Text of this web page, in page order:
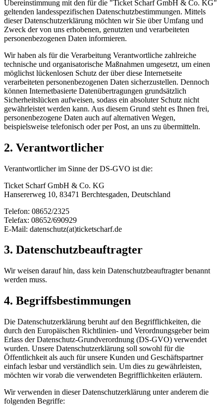
Übereinstimmung mit den für die "Ticket Scharf GmbH & Co. KG"
geltenden landesspezifischen Datenschutzbestimmungen. Mittels
dieser Datenschutzerklärung möchten wir Sie über Umfang und
Zweck der von uns erhobenen, genutzten und verarbeiteten
personenbezogenen Daten informieren.
Wir haben als für die Verarbeitung Verantwortliche zahlreiche
technische und organisatorische Maßnahmen umgesetzt, um einen
möglichst lückenlosen Schutz der über diese Internetseite
verarbeiteten personenbezogenen Daten sicherzustellen. Dennoch
können Internetbasierte Datenübertragungen grundsätzlich
Sicherheitslücken aufweisen, sodass ein absoluter Schutz nicht
gewährleistet werden kann. Aus diesem Grund steht es Ihnen frei,
personenbezogene Daten auch auf alternativen Wegen,
beispielsweise telefonisch oder per Post, an uns zu übermitteln.
2. Verantwortlicher
Verantwortlicher im Sinne der DS-GVO ist die:
Ticket Scharf GmbH & Co. KG
Hansererweg 10, 83471 Berchtesgaden, Deutschland
Telefon: 08652/2325
Telefax: 08652/690929
E-Mail: datenschutz(at)ticketscharf.de
3. Datenschutzbeauftragter
Wir weisen darauf hin, dass kein Datenschutzbeauftragter benannt
werden muss.
4. Begriffsbestimmungen
Die Datenschutzerklärung beruht auf den Begrifflichkeiten, die
durch den Europäischen Richtlinien- und Verordnungsgeber beim
Erlass der Datenschutz-Grundverordnung (DS-GVO) verwendet
wurden. Unsere Datenschutzerklärung soll sowohl für die
Öffentlichkeit als auch für unsere Kunden und Geschäftspartner
einfach lesbar und verständlich sein. Um dies zu gewährleisten,
möchten wir vorab die verwendeten Begrifflichkeiten erläutern.
Wir verwenden in dieser Datenschutzerklärung unter anderem die
folgenden Begriffe: